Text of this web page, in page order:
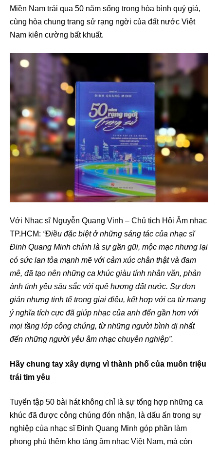
Miền Nam trải qua 50 năm sống trong hòa bình quý giá,
cùng hòa chung trang sử rạng ngời của đất nước Việt
Nam kiên cường bất khuất.
Với Nhạc sĩ Nguyễn Quang Vinh – Chủ tịch Hội Âm nhạc
TP.HCM: “Điều đặc biệt ở những sáng tác của nhạc sĩ
Đinh Quang Minh chính là sự gần gũi, mộc mạc nhưng lại
có sức lan tỏa mạnh mẽ với cảm xúc chân thật và đam
mê, đã tạo nên những ca khúc giàu tính nhân văn, phản
ánh tình yêu sâu sắc với quê hương đất nước. Sự đơn
giản nhưng tinh tế trong giai điệu, kết hợp với ca từ mang
ý nghĩa tích cực đã giúp nhạc của anh đến gần hơn với
mọi tầng lớp công chúng, từ những người bình dị nhất
đến những người yêu âm nhạc chuyên nghiệp”.
Hãy chung tay xây dựng vì thành phố của muôn triệu
trái tim yêu
Tuyển tập 50 bài hát không chỉ là sự tổng hợp những ca
khúc đã được công chúng đón nhận, là dấu ấn trong sự
nghiệp của nhạc sĩ Đinh Quang Minh góp phần làm
phong phú thêm kho tàng âm nhạc Việt Nam, mà còn